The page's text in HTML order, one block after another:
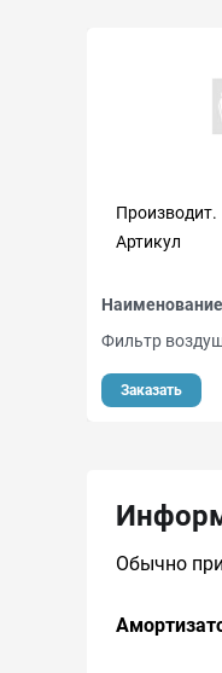
Производит.
Артикул
Наименование
Фильтр
Заказать
Обычно